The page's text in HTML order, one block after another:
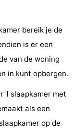
bereik je de
is er een
van de woning
in kunt opbergen.
1 slaapkamer met
als een
op de